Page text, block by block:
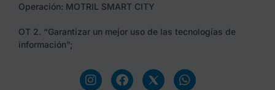
Operación: MOTRIL SMART CITY
OT 2. “Garantizar un mejor uso de las tecnologías de
información”;